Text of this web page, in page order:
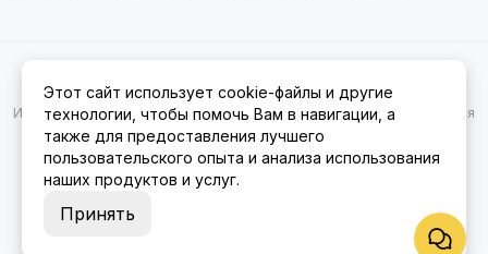
Амуре.Карта сайта
Информация на сайте носит ознакомительный характер и не является
публичной офертой.
Этот сайт использует cookie-файлы и другие
технологии, чтобы помочь Вам в навигации, а
также для предоставления лучшего
пользовательского опыта и анализа использования
наших продуктов и услуг.
Принять